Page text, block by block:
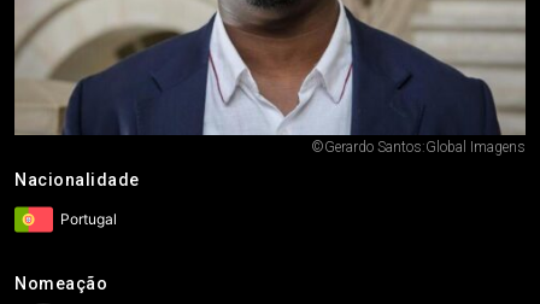
©Gerardo Santos:Global Imagens
Nacionalidade
Portugal
Nomeação